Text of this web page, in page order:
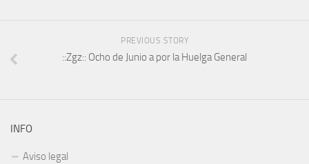
PREVIOUS STORY
::Zgz:: Ocho de Junio a por la Huelga General
INFO
Aviso legal